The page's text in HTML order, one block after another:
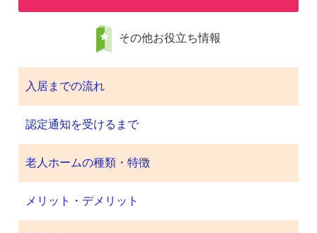
その他お役立ち情報
入居までの流れ
認定通知を受けるまで
老人ホームの種類・特徴
メリット・デメリット